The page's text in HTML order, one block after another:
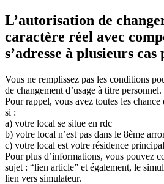
L’autorisation de
caractère réel avec
s’adresse à plusieurs cas
Vous ne remplissez pas les conditions
de changement d’usage à titre personnel.
Pour rappel, vous avez toutes les chance
si :
a) votre local se situe en rdc
b) votre local n’est pas dans le 8ème
c) votre local est votre résidence
Pour plus d’informations, vous pouvez
sujet : “lien article” et également, le
lien vers simulateur.